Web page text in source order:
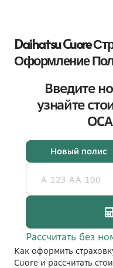
Daihatsu Cuore
Оформление
Как оформить
Cuore и рассчитать